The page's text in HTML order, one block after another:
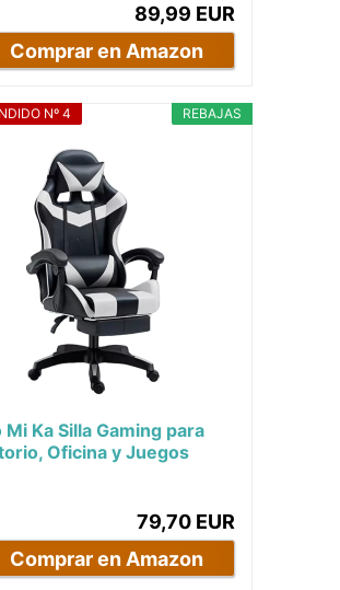
89,99 EUR
Comprar en Amazon
REBAJAS
Nº 4
Mi Ka Silla Gaming para
Oficina y Juegos
79,70 EUR
Comprar en Amazon